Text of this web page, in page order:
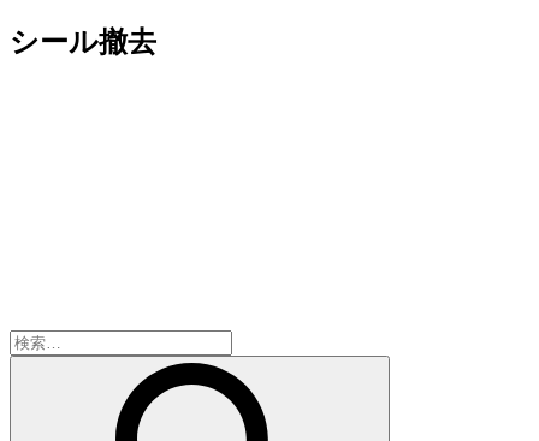
シール撤去
検
索: